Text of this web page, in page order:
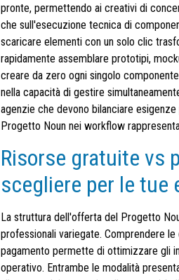
pronte, permettendo ai creativi di
che sull'esecuzione tecnica di
scaricare elementi con un solo clic
rapidamente assemblare prototipi,
creare da zero ogni singolo
nella capacità di gestire
agenzie che devono bilanciare
Progetto Noun nei workflow
Risorse gratuite vs
scegliere per le tue
La struttura dell'offerta del Progetto
professionali variegate. Comprendere
pagamento permette di ottimizzare gli
operativo. Entrambe le modalità